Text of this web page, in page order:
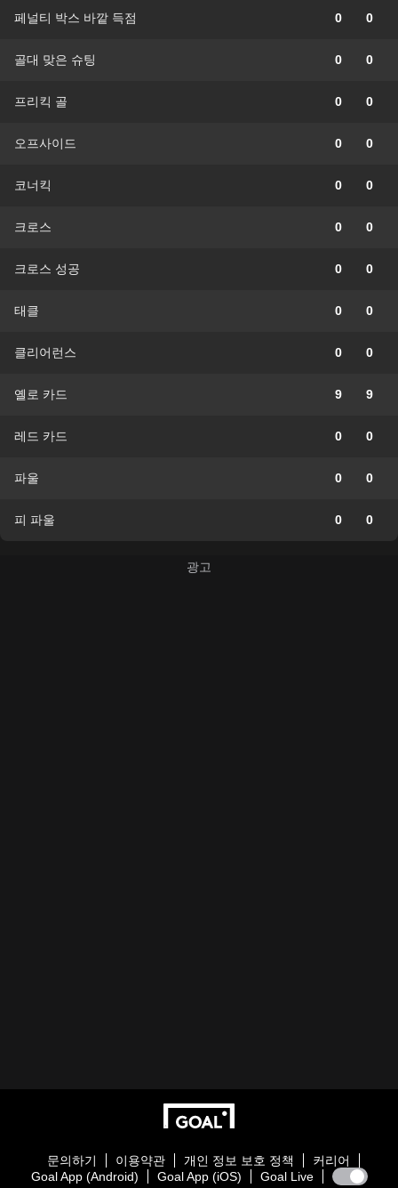
페널티 박스 바깥 득점 0 0
골대 맞은 슈팅 0 0
프리킥 골 0 0
오프사이드 0 0
코너킥 0 0
크로스 0 0
크로스 성공 0 0
태클 0 0
클리어런스 0 0
옐로 카드 9 9
레드 카드 0 0
파울 0 0
피 파울 0 0
문의하기 이용약관 개인 정보 보호 정책
커리어
Goal App (Android)
Goal App (iOS) Goal Live